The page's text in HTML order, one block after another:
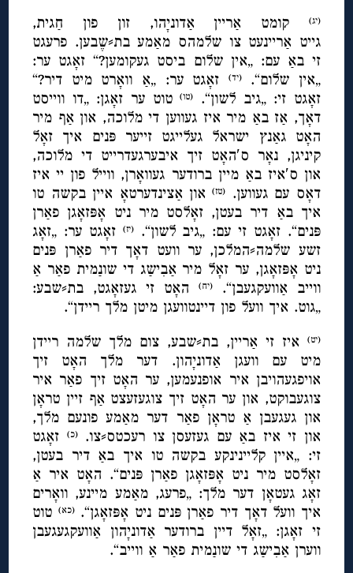
(יג)
קומט אַריין אַדוניָהו, זון פון חַגית,
גייט אַריינעט צו שלמהס מאַמע בת⸗שֶבען. פרעגט
זי באַ עם: „אין שלום ביסט געקומען?“ זאָגט ער:
„אין שלום“.(יד)
זאָגט ער: „אַ וואָרט מיט דיר?“
זאָגט זי: „גיב לשון“.
(טו)טוט ער זאָגן: „דו ווייסט
דאָך, אַז באַ מיר איז געווען די מלוכה, און אַף מיר
האָט גאַנץ ישראל געלייגט זייער פּנים איך זאָל
קיניגן, נאָר ס′האָט זיך איבערגעדרייט די מלוכה,
און ס′איז באַ מיין ברודער געוואָרן, ווייל פון יי איז
דאָס עם געווען.
(טז)און אַצינדערטאָ איין בקשה טו
איך באַ דיר בעטן, זאָלסט מיר ניט אָפּזאָגן פאַרן
פּנים“. זאָגט זי עם: „גיב לשון“.(יז) זאָגט ער: „זאָג
זשע שלמה⸗המלכן, ער וועט דאָך דיר פאַרן פּנים
ניט אָפּזאָגן, ער זאָל מיר אַבִישַג די שונַמית פאַר אַ
ווייב אַוועקגעבן“.(יח)
האָט זי געזאָגט, בת⸗שבע:
„גוט. איך וועל פון דיינטוועגן מיטן מלך ריידן“.
(יט)
איז זי אַריין, בת⸗שבע, צום מלך שלמה ריידן
מיט עם וועגן אַדוניָהון. דער מלך האָט זיך
אויפגעהויבן איר אופנעמען, ער האָט זיך פאַר איר
צוגעבוקט, און ער האָט זיך צוגעזעצט אַף זיין טראָן
און געגעבן אַ טראָן פאַר דער מאַמע פונעם מלך,
און זי איז באַ עם געזעסן צו רעכטס⸗צו.(כ)
זאָגט
זי: „איין קליינינקע בקשה טו איך באַ דיר בעטן,
זאָלסט מיר ניט אָפּזאָגן פאַרן פּנים“. האָט איר אַ
זאָג געטאָן דער מלך: „פרעג, מאַמע מיינע, וואָרים
איך וועל דאָך דיר פאַרן פּנים ניט אָפּזאָגן“.(כא) טוט
זי זאָגן: „זאָל דיין ברודער אַדוניָהון אַוועקגעגעבן
ווערן אַבִישַג די שונַמית פאַר אַ ווייב“.